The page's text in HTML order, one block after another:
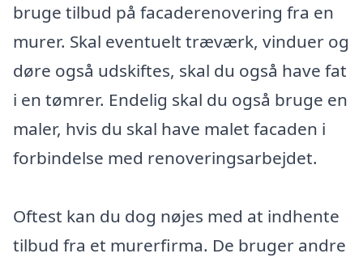
bruge tilbud på facaderenovering fra en
murer. Skal eventuelt træværk, vinduer og
døre også udskiftes, skal du også have fat
i en tømrer. Endelig skal du også bruge en
maler, hvis du skal have malet facaden i
forbindelse med renoveringsarbejdet.
Oftest kan du dog nøjes med at indhente
tilbud fra et murerfirma. De bruger andre